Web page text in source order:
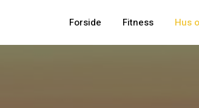
Forside Fitness Hus